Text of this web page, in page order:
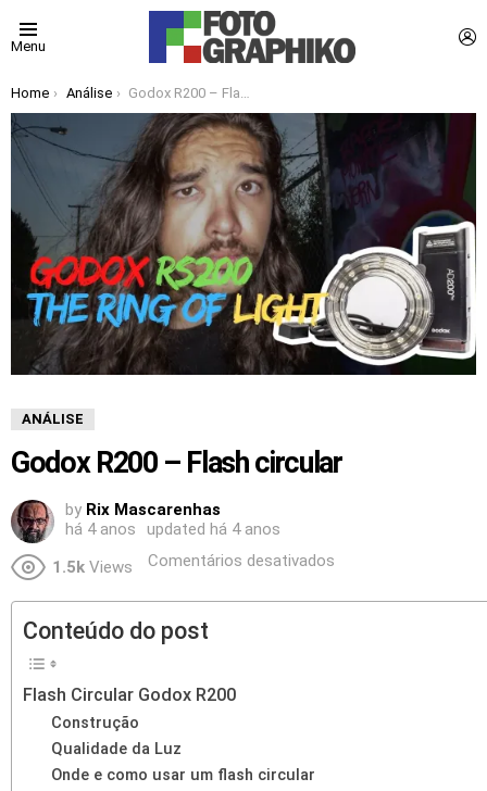
Menu
You are here:
Home Análise Godox R200 – Flash circular
ANÁLISE
Godox R200 – Flash circular
by Rix Mascarenhas
há 4 anos
updated há 4 anos
1.5k Views Comentários desativados
Conteúdo do post
Flash Circular Godox R200
Construção
Qualidade da Luz
Onde e como usar um flash circular